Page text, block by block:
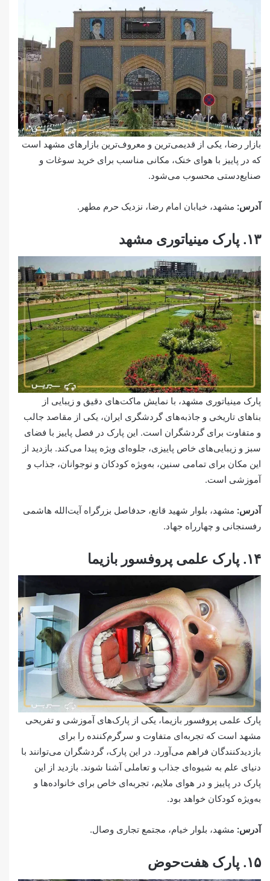
بازار رضا، یکی از قدیمی‌ترین و معروف‌ترین بازارهای مشهد است
که در پاییز با هوای خنک، مکانی مناسب برای خرید سوغات و
صنایع‌دستی محسوب می‌شود.
آدرس: مشهد، خیابان امام رضا، نزدیک حرم مطهر.
۱۳. پارک مینیاتوری مشهد
پارک مینیاتوری مشهد، با نمایش ماکت‌های دقیق و زیبایی از
بناهای تاریخی و جاذبه‌های گردشگری ایران، یکی از مقاصد جالب
و متفاوت برای گردشگران است. این پارک در فصل پاییز با فضای
سبز و زیبایی‌های خاص پاییزی، جلوه‌ای ویژه پیدا می‌کند. بازدید از
این مکان برای تمامی سنین، به‌ویژه کودکان و نوجوانان، جذاب و
آموزشی است.
آدرس: مشهد، بلوار شهید قانع، حدفاصل بزرگراه آیت‌الله هاشمی
رفسنجانی و چهارراه جهاد.
۱۴. پارک علمی پروفسور بازیما
پارک علمی پروفسور بازیما، یکی از پارک‌های آموزشی و تفریحی
مشهد است که تجربه‌ای متفاوت و سرگرم‌کننده را برای
بازدیدکنندگان فراهم می‌آورد. در این پارک، گردشگران می‌توانند با
دنیای علم به شیوه‌ای جذاب و تعاملی آشنا شوند. بازدید از این
پارک در پاییز و در هوای ملایم، تجربه‌ای خاص برای خانواده‌ها و
به‌ویژه کودکان خواهد بود.
آدرس: مشهد، بلوار خیام، مجتمع تجاری وصال.
۱۵. پارک هفت‌حوض